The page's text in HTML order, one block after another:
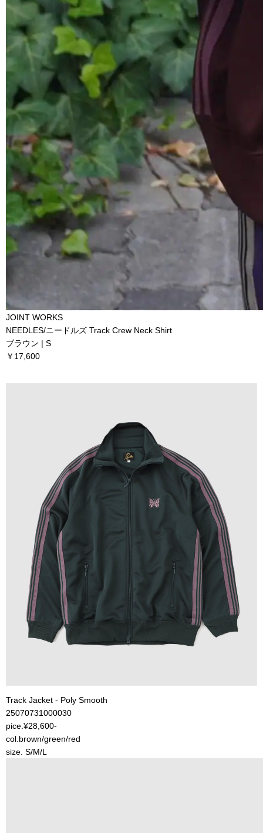
JOINT WORKS
NEEDLES/ニードルズ Track Crew Neck Shirt
ブラウン | S
￥17,600
Track Jacket - Poly Smooth
25070731000030
pice.¥28,600-
col.brown/green/red
size. S/M/L